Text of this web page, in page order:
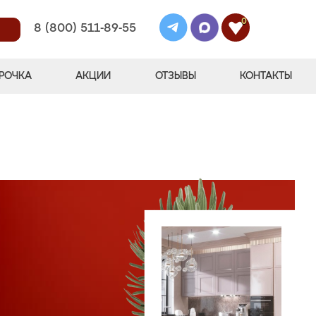
8 (800) 511-89-55
0
АКЦИИ ОТЗЫВЫ КОНТАКТЫ